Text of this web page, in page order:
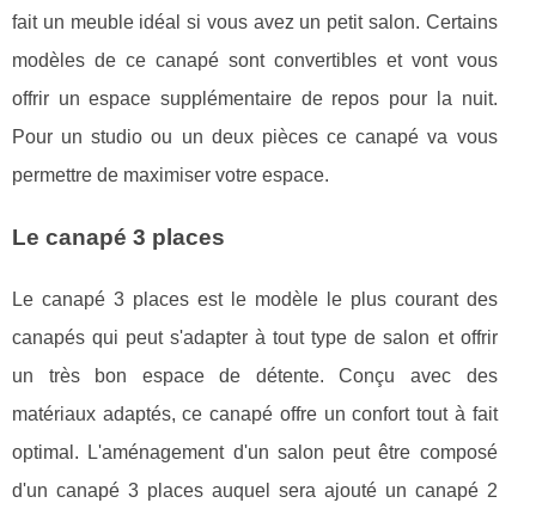
fait un meuble idéal si vous avez un petit salon. Certains
modèles de ce canapé sont convertibles et vont vous
offrir un espace supplémentaire de repos pour la nuit.
Pour un studio ou un deux pièces ce canapé va vous
permettre de maximiser votre espace.
Le canapé 3 places
Le canapé 3 places est le modèle le plus courant des
canapés qui peut s'adapter à tout type de salon et offrir
un très bon espace de détente. Conçu avec des
matériaux adaptés, ce canapé offre un confort tout à fait
optimal. L'aménagement d'un salon peut être composé
d'un canapé 3 places auquel sera ajouté un canapé 2